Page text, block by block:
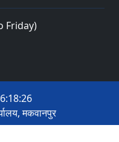
Friday)
मकवानपुर